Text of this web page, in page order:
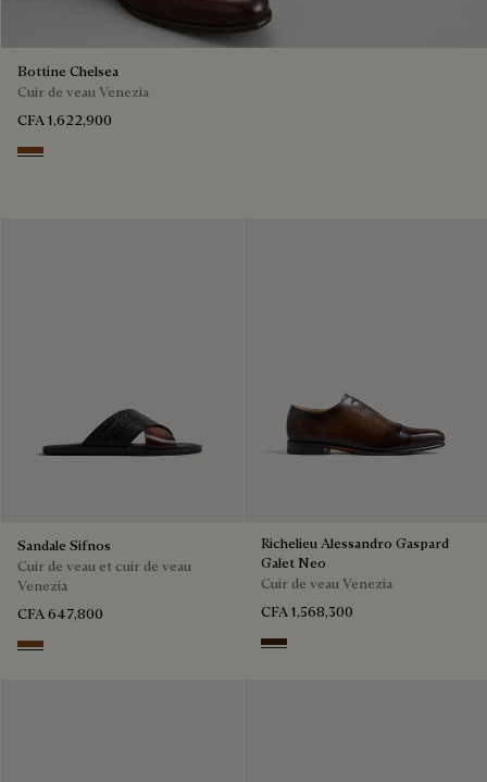
Bottine Chelsea
Cuir de veau Venezia
CFA 1,622,900
EBANO
Sandale Sifnos
Cuir de veau et cuir de veau
Venezia
CFA 647,800
Cacao Intenso
Richelieu Alessandro Gaspard
Galet Neo
Cuir de veau Venezia
CFA 1,568,300
Marrone Intenso